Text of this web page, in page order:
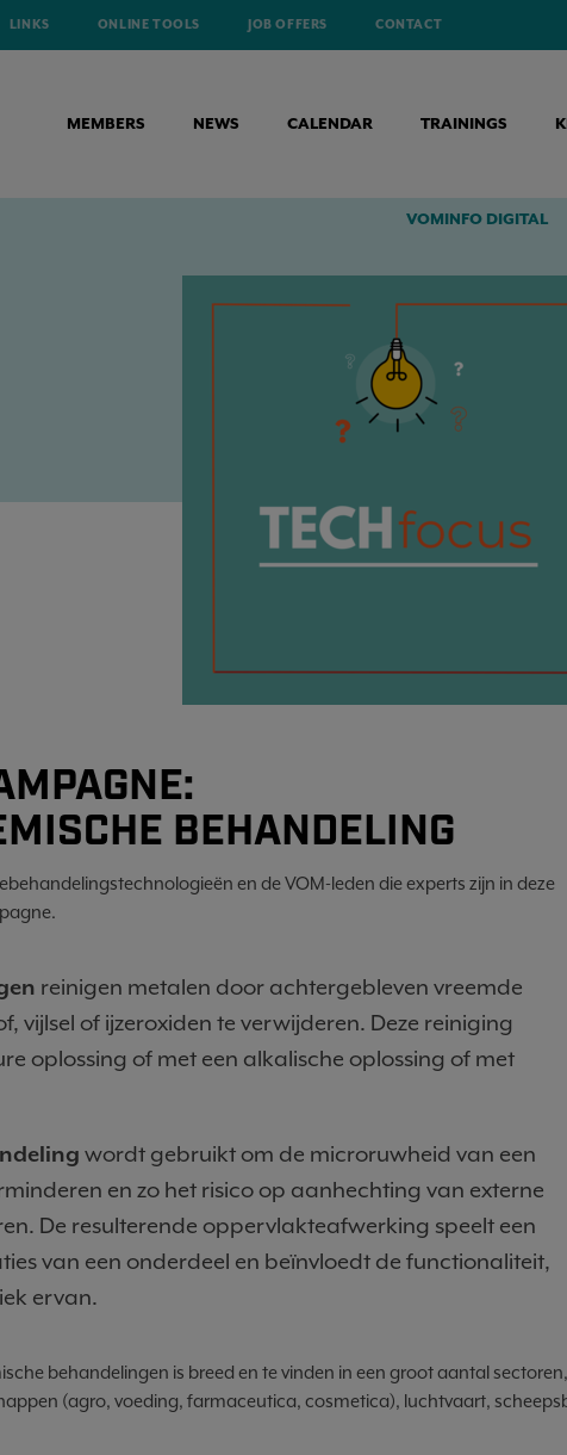
LINKS ONLINE TOOLS JOB OFFERS CONTACT
MEMBERS NEWS CALENDAR TRAININGS
VOMINFO DIGITAL
CAMPAGNE: (ELEKTRO)CHEMISCHE BEHANDELING
BEHANDELING
en de VOM-leden die experts zijn in deze
reinigen metalen door achtergebleven vreemde
vijlsel of ijzeroxiden te verwijderen. Deze reiniging
oplossing of met een alkalische oplossing of met
wordt gebruikt om de microruwheid van een
en zo het risico op aanhechting van externe
De resulterende oppervlakteafwerking speelt een
van een onderdeel en beïnvloedt de functionaliteit,
ervan.
behandelingen is breed en te vinden in een groot aantal sectoren,
(agro, voeding, farmaceutica, cosmetica), luchtvaart,